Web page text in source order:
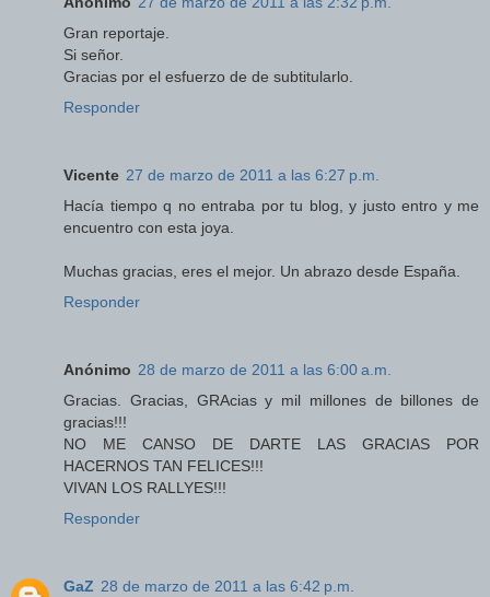
Gran reportaje.
Si señor.
Gracias por el esfuerzo de de subtitularlo.
Responder
Vicente 27 de marzo de 2011 a las 6:27 p.m.
Hacía tiempo q no entraba por tu blog, y justo entro y me
encuentro con esta joya.
Muchas gracias, eres el mejor. Un abrazo desde España.
Responder
Anónimo 28 de marzo de 2011 a las 6:00 a.m.
Gracias. Gracias, GRAcias y mil millones de billones de
gracias!!!
NO ME CANSO DE DARTE LAS GRACIAS POR
HACERNOS TAN FELICES!!!
VIVAN LOS RALLYES!!!
Responder
GaZ 28 de marzo de 2011 a las 6:42 p.m.